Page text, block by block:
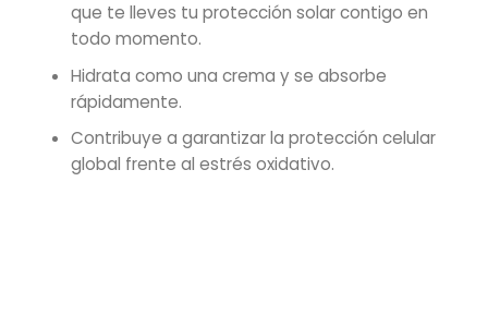
que te lleves tu protección solar contigo en
todo momento.
Hidrata como una crema y se absorbe
rápidamente.
Contribuye a garantizar la protección celular
global frente al estrés oxidativo.